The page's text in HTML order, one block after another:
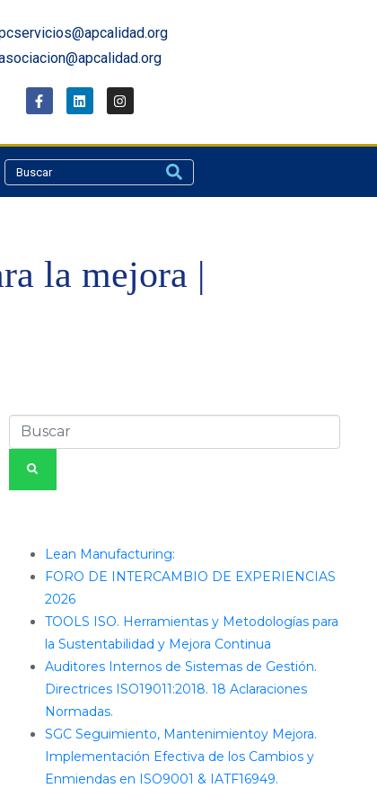
la mejora |
Lean Manufacturing:
FORO DE INTERCAMBIO DE EXPERIENCIAS
2026
TOOLS ISO. Herramientas y Metodologías para
la Sustentabilidad y Mejora Continua
Auditores Internos de Sistemas de Gestión.
Directrices ISO19011:2018. 18 Aclaraciones
Normadas.
SGC Seguimiento, Mantenimientoy Mejora.
Implementación Efectiva de los Cambios y
Enmiendas en ISO9001 & IATF16949.